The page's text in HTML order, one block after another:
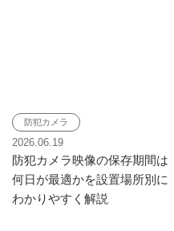
防犯カメラ
2026.06.19
防犯カメラ映像の保存期間は
何日が最適かを設置場所別に
わかりやすく解説